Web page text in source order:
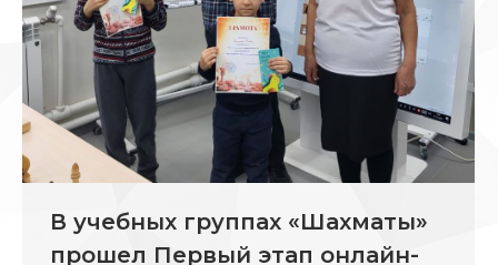
В учебных группах «Шахматы»
прошел Первый этап онлайн-